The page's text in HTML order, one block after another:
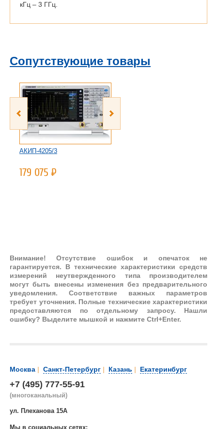
кГц – 3 ГГц.
Сопутствующие товары
АКИП-4205/3
179 075Р
Внимание! Отсутствие ошибок и опечаток не
гарантируется. В технические характеристики средств
измерений неутвержденного типа производителем
могут быть внесены изменения без предварительного
уведомления. Соответствие важных параметров
требует уточнения. Полные технические характеристики
предоставляются по отдельному запросу. Нашли
ошибку? Выделите мышкой и нажмите Ctrl+Enter.
Москва | Санкт-Петербург | Казань | Екатеринбург
+7 (495) 777-55-91
(многоканальный)
ул. Плеханова 15А
Мы в социальных сетях: